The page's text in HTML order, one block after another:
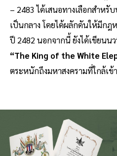
– 2483 ได้เสนอทางเลือกสำหรั
เป็นกลาง โดยได้ผลักดันให้มีกฎ
ปี 2482 นอกจากนี้ ยังได้เขียนน
“The King of the White
ตระหนักถึงมหาสงครามที่ใกล้เข้